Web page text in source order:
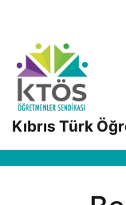
Kıbrıs Türk